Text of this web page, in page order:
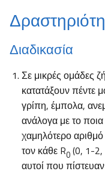
Διαδικασία
Σε μικρές ομάδες
κατατάξουν πέντε
γρίπη, έμπολα,
ανάλογα με το
χαμηλότερο
τον κάθε R0 (0, 1-2,
αυτοί που